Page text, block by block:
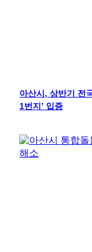
아산시, 상반기 전
1번지’ 입증